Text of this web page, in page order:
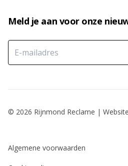
Meld je aan voor onze
© 2026 Rijnmond Reclame |
Algemene voorwaarden